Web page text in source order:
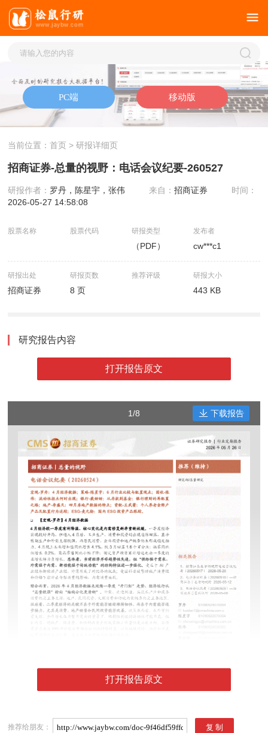
当前位置：首页 > 研报详细页
招商证券-总量的视野：电话会议纪要-260527
研报作者： 罗丹，陈星宇，张伟 来自：招商证券
时间：
2026-05-27 14:58:08
股票名称 股票代码 研报类型
（PDF）
发布者
cw***c1
研报出处
招商证券
研报页数
8 页
推荐评级 研报大小
443 KB
研究报告内容
打开报告原文
1/8 下载报告
打开报告原文
推荐给朋友：